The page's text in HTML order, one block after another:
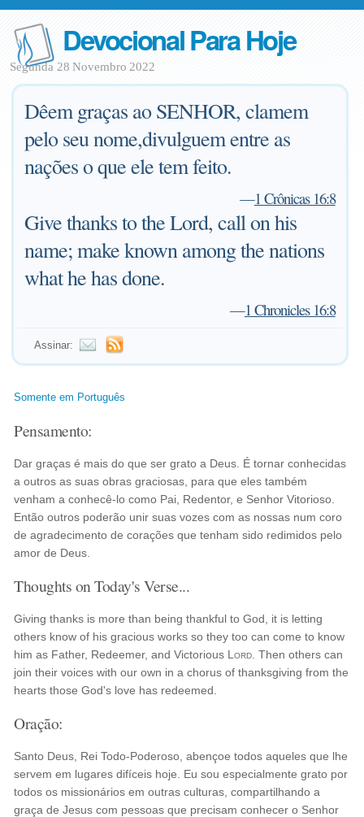
Devocional Para Hoje
Segunda 28 Novembro 2022
Dêem graças ao SENHOR, clamem
pelo seu nome,divulguem entre as
nações o que ele tem feito.
—1 Crônicas 16:8
Give thanks to the Lord, call on his
name; make known among the nations
what he has done.
—1 Chronicles 16:8
Assinar:
Somente em Português
Pensamento:
Dar graças é mais do que ser grato a Deus. É tornar conhecidas
a outros as suas obras graciosas, para que eles também
venham a conhecê-lo como Pai, Redentor, e Senhor Vitorioso.
Então outros poderão unir suas vozes com as nossas num coro
de agradecimento de corações que tenham sido redimidos pelo
amor de Deus.
Thoughts on Today's Verse...
Giving thanks is more than being thankful to God, it is letting
others know of his gracious works so they too can come to know
him as Father, Redeemer, and Victorious Lord . Then others can
join their voices with our own in a chorus of thanksgiving from the
hearts those God's love has redeemed.
Oração:
Santo Deus, Rei Todo-Poderoso, abençoe todos aqueles que lhe
servem em lugares difíceis hoje. Eu sou especialmente grato por
todos os missionários em outras culturas, compartilhando a
graça de Jesus com pessoas que precisam conhecer o Senhor